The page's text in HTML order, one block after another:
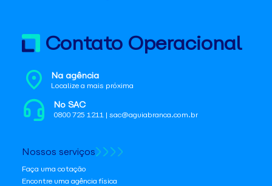
Contato Operacional
Na agência
Localize a mais próxima
No SAC
0800 725 1211 | sac@aguiabranca.com.br
Nossos serviços
Faça uma cotação
Encontre uma agência física